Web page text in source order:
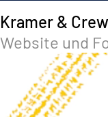
Kramer & Crew
Website und